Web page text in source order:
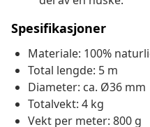
Spesifikasjoner
Materiale: 100%
Total lengde: 5 m
Diameter: ca. Ø36 mm
Totalvekt: 4 kg
Vekt per meter: 800 g